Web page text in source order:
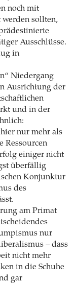
noch mit
werden sollten,
Ausschlüsse.
in
Niedergang
Ausrichtung der
und in der
nur mehr als
Ressourcen
einiger nicht
überfällig
Konjunktur
des
am Primat
nur
– dass
nicht mehr
in die Schuhe
gar